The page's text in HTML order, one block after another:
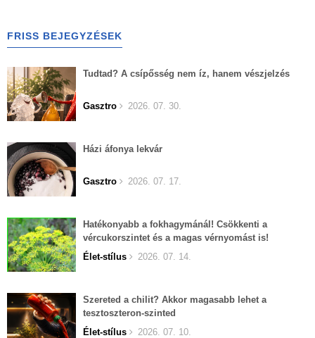
FRISS BEJEGYZÉSEK
Tudtad? A csípősség nem íz, hanem vészjelzés
Gasztro 2026. 07. 30.
Házi áfonya lekvár
Gasztro 2026. 07. 17.
Hatékonyabb a fokhagymánál! Csökkenti a
vércukorszintet és a magas vérnyomást is!
Élet-stílus
2026. 07. 14.
Szereted a chilit? Akkor magasabb lehet a
tesztoszteron-szinted
Élet-stílus
2026. 07. 10.